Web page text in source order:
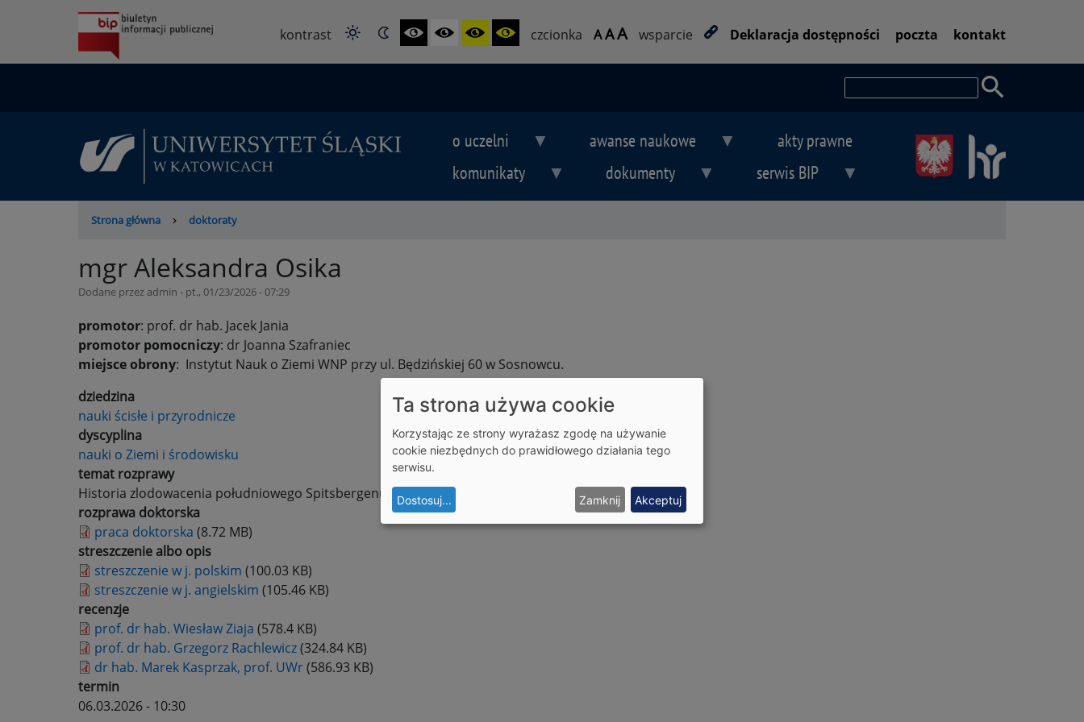
kontrast czcionka AAA wsparcie Deklaracja dostępności
Pasek
dostępności
poczta kontakt
o uczelni awanse naukowe
akty prawne
komunikaty
dokumenty serwis BIP
Ścieżka
Strona główna doktoraty
mgr Aleksandra Osika
Dodane przez admin - pt., 01/23/2026 - 07:29
promotor: prof. dr hab. Jacek Jania
promotor pomocniczy: dr Joanna Szafraniec
miejsce obrony: Instytut Nauk o Ziemi WNP przy ul. Będzińskiej 60 w Sosnowcu.
dziedzina
nauki ścisłe i przyrodnicze
dyscyplina
nauki o Ziemi i środowisku
temat rozprawy
Historia zlodowacenia południowego Spitsbergenu w holocenie
rozprawa doktorska
praca doktorska (8.72 MB)
streszczenie albo opis
streszczenie w j. polskim (100.03 KB)
streszczenie w j. angielskim (105.46 KB)
recenzje
prof. dr hab. Wiesław Ziaja (578.4 KB)
prof. dr hab. Grzegorz Rachlewicz(324.84 KB)
dr hab. Marek Kasprzak, prof. UWr(586.93 KB)
termin
06.03.2026 - 10:30
Ta strona używa cookie
Korzystając ze strony wyrażasz zgodę na używanie
cookie niezbędnych do prawidłowego działania tego
serwisu.
Dostosuj... Zamknij Akceptuj